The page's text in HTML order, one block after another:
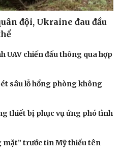
đội, Ukraine đau đầu
UAV chiến đấu thông qua hợp
sâu lỗ hổng phòng không
thiết bị phục vụ ứng phó tình
trước tin Mỹ thiếu tên